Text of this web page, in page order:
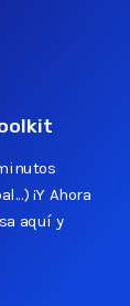
¡Y Ahora
aquí y